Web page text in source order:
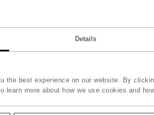
Details
the best experience on our website. By
learn more about how we use cookies and